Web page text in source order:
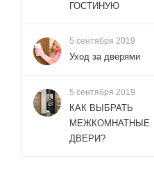
ГОСТИНУЮ
5 сентября 2019
Уход за дверями
5 сентября 2019
КАК ВЫБРАТЬ
МЕЖКОМНАТНЫЕ
ДВЕРИ?